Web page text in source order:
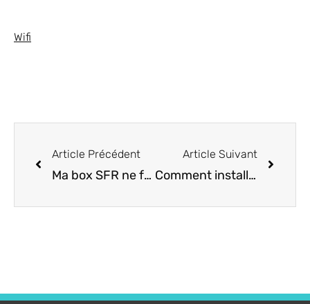
Wifi
Article Précédent
Ma box SFR ne fonctionne plus, que faire ?
Article Suivant
Comment installer le wifi ?